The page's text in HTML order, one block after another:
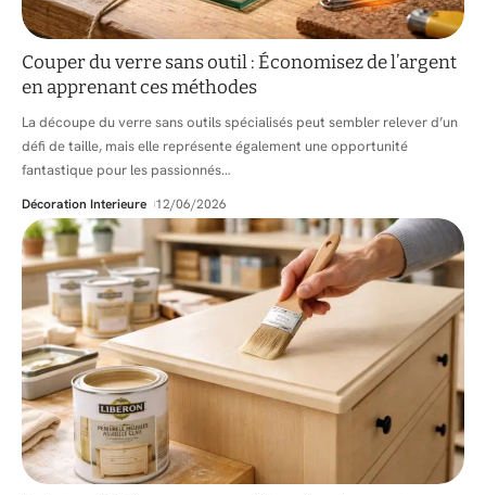
Couper du verre sans outil : Économisez de l’argent
en apprenant ces méthodes
La découpe du verre sans outils spécialisés peut sembler relever d’un
défi de taille, mais elle représente également une opportunité
fantastique pour les passionnés…
Décoration Interieure 12/06/2026